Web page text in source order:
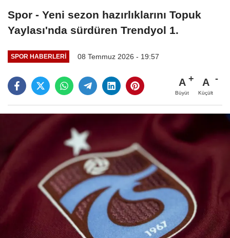
Spor - Yeni sezon hazırlıklarını Topuk
Yaylası'nda sürdüren Trendyol 1.
SPOR HABERLERI 08 Temmuz 2026 - 19:57
A
Büyüt
A
Küçült